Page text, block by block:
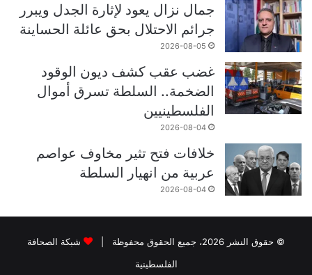
جمال نزال يعود لإثارة الجدل ويبرر
جرائم الاحتلال بحق عائلة الحساينة
2026-08-05
غضب عقب كشف ديون الوقود
الضخمة.. السلطة تسرق أموال
الفلسطينيين
2026-08-04
خلافات فتح تثير مخاوف عواصم
عربية من انهيار السلطة
2026-08-04
© حقوق النشر 2026، جميع الحقوق محفوظة |
شبكة الصحافة
الفلسطينية